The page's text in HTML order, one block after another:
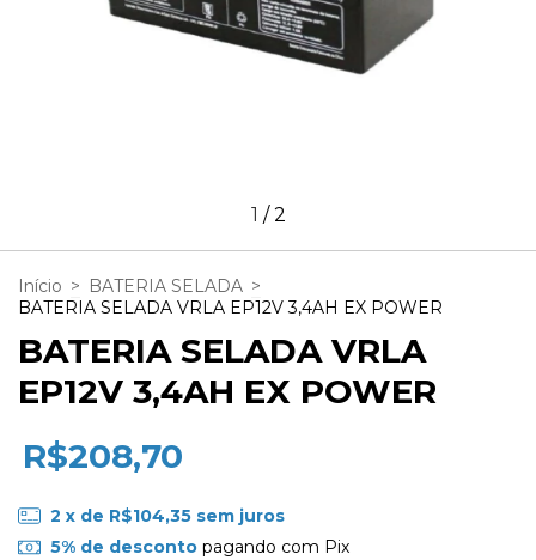
1 /2
Início > BATERIA SELADA >
BATERIA SELADA VRLA EP12V 3,4AH EX POWER
BATERIA SELADA VRLA
EP12V 3,4AH EX POWER
R$208,70
2 x de R$104,35 sem juros
5% de descontopagando com Pix